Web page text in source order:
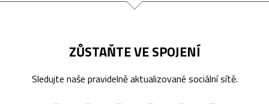
ZŮSTAŇTE VE SPOJENÍ
Sledujte naše pravidelně aktualizované sociální sítě.